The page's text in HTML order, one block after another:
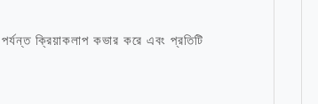
ক্রিয়াকলাপ কভার করে এবং প্রতিটি